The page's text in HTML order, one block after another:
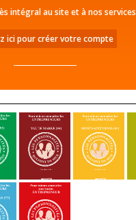
intégral au site et à nos services
ici pour créer votre compte